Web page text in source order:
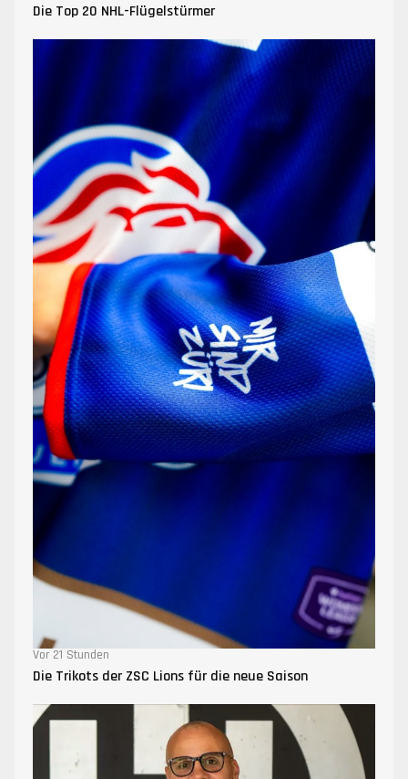
Die Top 20 NHL-Flügelstürmer
Vor 21 Stunden
Die Trikots der ZSC Lions für die neue Saison